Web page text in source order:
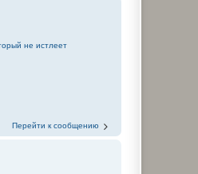
не истлеет
Перейти к сообщению